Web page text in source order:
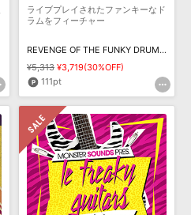
ライブプレイされたファンキーなド
ラムをフィーチャー
REVENGE OF THE FUNKY DRUMMER
¥5,313 ¥3,719(30%OFF)
111pt